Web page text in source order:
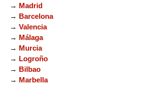
→ Madrid
→ Barcelona
→ Valencia
→ Málaga
→ Murcia
→ Logroño
→ Bilbao
→ Marbella